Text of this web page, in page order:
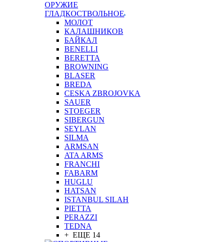
ОРУЖИЕ
ГЛАДКОСТВОЛЬНОЕ
МОЛОТ
КАЛАШНИКОВ
БАЙКАЛ
BENELLI
BERETTA
BROWNING
BLASER
BREDA
CESKA ZBROJOVKA
SAUER
STOEGER
SIBERGUN
SEYLAN
SILMA
ARMSAN
ATA ARMS
FRANCHI
FABARM
HUGLU
HATSAN
ISTANBUL SILAH
PIETTA
PERAZZI
TEDNA
+ ЕЩЕ 14